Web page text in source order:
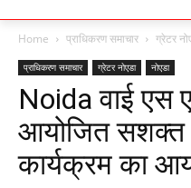
Home प्राधिकरण समाचार ग्रेटर
प्राधिकरण समाचार ग्रेटर नोएडा नोएडा
Noida वाई एस
आयोजित सशक्त
कार्यक्रम का